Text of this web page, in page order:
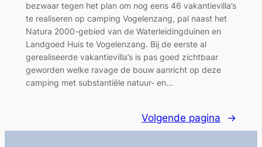
bezwaar tegen het plan om nog eens 46 vakantievilla’s
te realiseren op camping Vogelenzang, pal naast het
Natura 2000-gebied van de Waterleidingduinen en
Landgoed Huis te Vogelenzang. Bij de eerste al
gerealiseerde vakantievilla’s is pas goed zichtbaar
geworden welke ravage de bouw aanricht op deze
camping met substantiële natuur- en…
Volgende pagina →